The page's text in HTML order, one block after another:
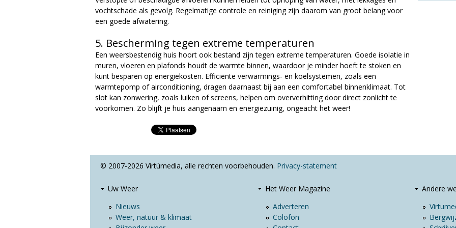
vochtschade als gevolg. Regelmatige controle en reiniging zijn daarom van groot belang voor
een goede afwatering.
5. Bescherming tegen extreme temperaturen
Een weersbestendig huis hoort ook bestand zijn tegen extreme temperaturen. Goede isolatie in
muren, vloeren en plafonds houdt de warmte binnen, waardoor je minder hoeft te stoken en
kunt besparen op energiekosten. Efficiënte verwarmings- en koelsystemen, zoals een
warmtepomp of airconditioning, dragen daarnaast bij aan een comfortabel binnenklimaat. Tot
slot kan zonwering, zoals luiken of screens, helpen om oververhitting door direct zonlicht te
voorkomen. Zo blijft je huis aangenaam en energiezuinig, ongeacht het weer!
© 2007-2026 Virtùmedia, alle rechten voorbehouden. Privacy-statement
Uw Weer
Nieuws
Weer, natuur & klimaat
Het Weer Magazine
Adverteren
Colofon
Andere